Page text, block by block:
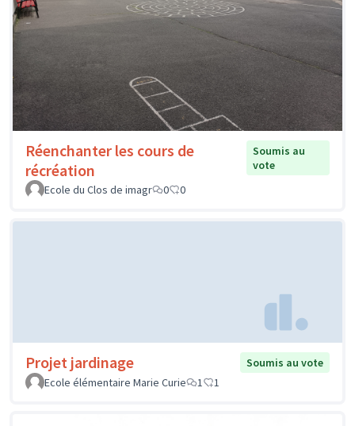
Réenchanter les cours de
récréation
Soumis au
vote
Ecole du Clos de imagr
0 0
Projet jardinage
Soumis au vote
Ecole élémentaire Marie Curie
1 1